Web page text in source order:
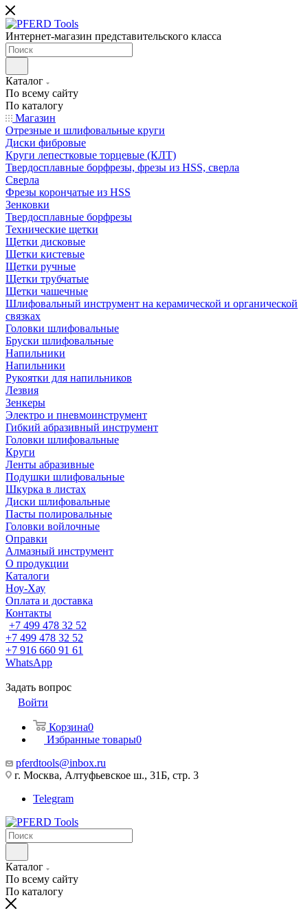
Интернет-магазин представительского класса
Каталог
По всему сайту
По каталогу
Магазин
Отрезные и шлифовальные круги
Диски фибровые
Круги лепестковые торцевые (КЛТ)
Твердосплавные борфрезы, фрезы из HSS, сверла
Сверла
Фрезы корончатые из HSS
Зенковки
Твердосплавные борфрезы
Технические щетки
Щетки дисковые
Щетки кистевые
Щетки ручные
Щетки трубчатые
Щетки чашечные
Шлифовальный инструмент на керамической и органической
связках
Головки шлифовальные
Бруски шлифовальные
Напильники
Напильники
Рукоятки для напильников
Лезвия
Зенкеры
Электро и пневмоинструмент
Гибкий абразивный инструмент
Головки шлифовальные
Круги
Ленты абразивные
Подушки шлифовальные
Шкурка в листах
Диски шлифовальные
Пасты полировальные
Головки войлочные
Оправки
Алмазный инструмент
О продукции
Каталоги
Ноу-Хау
Оплата и доставка
Контакты
+7 499 478 32 52
+7 499 478 32 52
+7 916 660 91 61
WhatsApp
Задать вопрос
Войти
Корзина0
Избранные товары0
pferdtools@inbox.ru
г. Москва, Алтуфьевское ш., 31Б, стр. 3
Telegram
Каталог
По всему сайту
По каталогу